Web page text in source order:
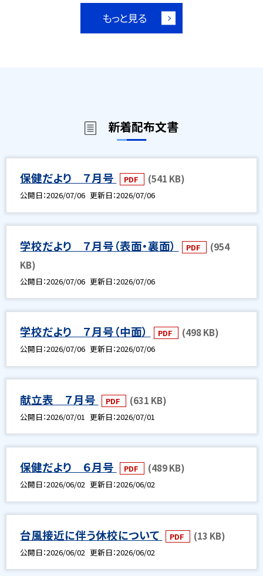
もっと見る
新着配布文書
保健だより ７月号 PDF (541 KB)
公開日 2026/07/06 更新日 2026/07/06
学校だより ７月号（表面・裏面） PDF
(954
KB)
公開日 2026/07/06 更新日 2026/07/06
学校だより ７月号（中面） PDF (498 KB)
公開日 2026/07/06 更新日 2026/07/06
献立表 ７月号 PDF (631 KB)
公開日 2026/07/01 更新日 2026/07/01
保健だより ６月号 PDF (489 KB)
公開日 2026/06/02 更新日 2026/06/02
台風接近に伴う休校について PDF (13 KB)
公開日 2026/06/02 更新日 2026/06/02